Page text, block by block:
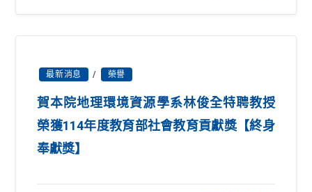
最新消息 / 榮譽
賀本院地理環境資源學系林俊全特聘教授
榮獲114年度教育部社會教育貢獻獎【終身
奉獻獎】